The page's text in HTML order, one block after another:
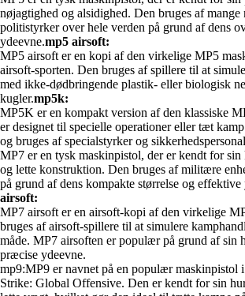
nøjagtighed og alsidighed. Den bruges af
politistyrker over hele verden på grund af dens
ydeevne.mp5 airsoft:
MP5 airsoft er en kopi af den virkelige MP5
airsoft-sporten. Den bruges af spillere til at
med ikke-dødbringende plastik- eller biologisk
kugler.mp5k:
MP5K er en kompakt version af den klassiske
er designet til specielle operationer eller tæt
og bruges af specialstyrker og
MP7 er en tysk maskinpistol, der er kendt for sin
og lette konstruktion. Den bruges af militære
på grund af dens kompakte størrelse og effektive
airsoft:
MP7 airsoft er en airsoft-kopi af den virkelige
bruges af airsoft-spillere til at simulere
måde. MP7 airsoften er populær på grund af sin
præcise ydeevne.
mp9:MP9 er navnet på en populær maskinpistol
Strike: Global Offensive. Den er kendt for sin